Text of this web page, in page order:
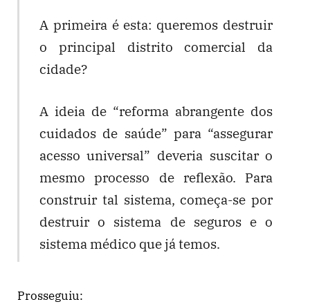
A primeira é esta: queremos destruir
o principal distrito comercial da
cidade?
A ideia de “reforma abrangente dos
cuidados de saúde” para “assegurar
acesso universal” deveria suscitar o
mesmo processo de reflexão. Para
construir tal sistema, começa-se por
destruir o sistema de seguros e o
sistema médico que já temos.
Prosseguiu: